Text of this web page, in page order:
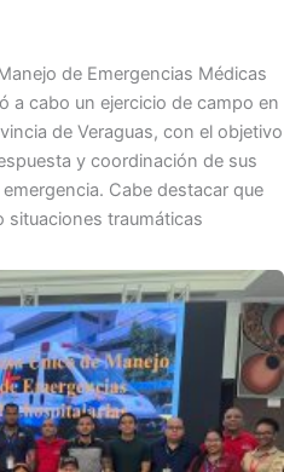
de Emergencias Médicas
a cabo un ejercicio de campo en
de Veraguas, con el objetivo
y coordinación de sus
Cabe destacar que
situaciones traumáticas